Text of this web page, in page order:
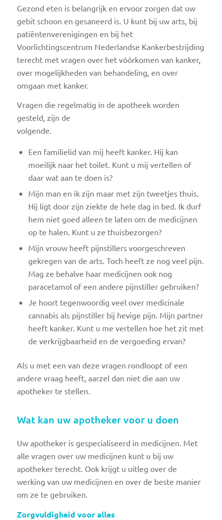
Gezond eten is belangrijk en ervoor zorgen dat uw
gebit schoon en gesaneerd is. U kunt bij uw arts, bij
patiëntenverenigingen en bij het
Voorlichtingscentrum Nederlandse Kankerbestrijding
terecht met vragen over het vóórkomen van kanker,
over mogelijkheden van behandeling, en over
omgaan met kanker.
Vragen die regelmatig in de apotheek worden
gesteld, zijn de
volgende.
Een familielid van mij heeft kanker. Hij kan
moeilijk naar het toilet. Kunt u mij vertellen of
daar wat aan te doen is?
Mijn man en ik zijn maar met zijn tweetjes thuis.
Hij ligt door zijn ziekte de hele dag in bed. Ik durf
hem niet goed alleen te laten om de medicijnen
op te halen. Kunt u ze thuisbezorgen?
Mijn vrouw heeft pijnstillers voorgeschreven
gekregen van de arts. Toch heeft ze nog veel pijn.
Mag ze behalve haar medicijnen ook nog
paracetamol of een andere pijnstiller gebruiken?
Je hoort tegenwoordig veel over medicinale
cannabis als pijnstiller bij hevige pijn. Mijn partner
heeft kanker. Kunt u me vertellen hoe het zit met
de verkrijgbaarheid en de vergoeding ervan?
Als u met een van deze vragen rondloopt of een
andere vraag heeft, aarzel dan niet die aan uw
apotheker te stellen.
Wat kan uw apotheker voor u doen
Uw apotheker is gespecialiseerd in medicijnen. Met
alle vragen over uw medicijnen kunt u bij uw
apotheker terecht. Ook krijgt u uitleg over de
werking van uw medicijnen en over de beste manier
om ze te gebruiken.
Zorgvuldigheid voor alles